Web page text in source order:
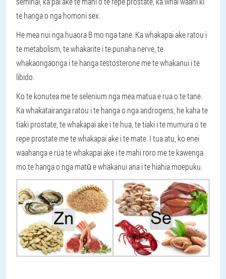
te hanga o nga homoni sex.
He mea nui nga huaora B mo nga tane. Ka whakapai ake ratou i
te metabolism, te whakarite i te punaha nerve, te
whakaongaonga i te hanga testosterone me te whakanui i te
libido.
Ko te konutea me te selenium nga mea matua e rua o te tane.
Ka whakatairanga ratou i te hanga o nga androgens, he kaha te
tiaki prostate, te whakapai ake i te hua, te tiaki i te mumura o te
repe prostate me te whakapai ake i te mate. I tua atu, ko enei
waahanga e rua te whakapai ake i te mahi roro me te kawenga
mo te hanga o nga matū e whakanui ana i te hiahia moepuku.